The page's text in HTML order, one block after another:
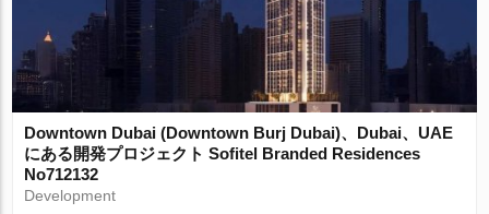
Downtown Dubai (Downtown Burj Dubai)、Dubai、UAE
にある開発プロジェクト Sofitel Branded Residences
No712132
Development